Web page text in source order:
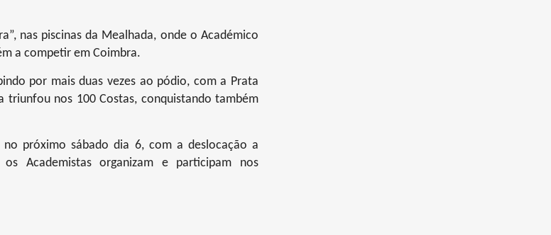
nas piscinas da Mealhada, onde o Académico
a competir em Coimbra.
por mais duas vezes ao pódio, com a Prata
triunfou nos 100 Costas, conquistando também
próximo sábado dia 6, com a deslocação a
Academistas organizam e participam nos